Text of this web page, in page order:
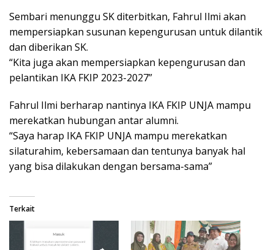
Sembari menunggu SK diterbitkan, Fahrul Ilmi akan
mempersiapkan susunan kepengurusan untuk dilantik
dan diberikan SK.
“Kita juga akan mempersiapkan kepengurusan dan
pelantikan IKA FKIP 2023-2027”
Fahrul Ilmi berharap nantinya IKA FKIP UNJA mampu
merekatkan hubungan antar alumni.
“Saya harap IKA FKIP UNJA mampu merekatkan
silaturahim, kebersamaan dan tentunya banyak hal
yang bisa dilakukan dengan bersama-sama”
Terkait